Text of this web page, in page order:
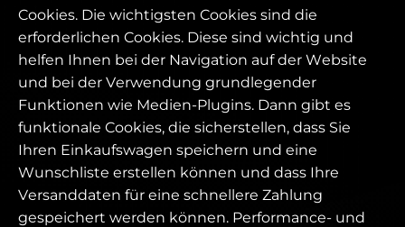
Cookies. Die wichtigsten Cookies sind die
erforderlichen Cookies. Diese sind wichtig und
helfen Ihnen bei der Navigation auf der Website
und bei der Verwendung grundlegender
Funktionen wie Medien-Plugins. Dann gibt es
funktionale Cookies, die sicherstellen, dass Sie
Ihren Einkaufswagen speichern und eine
Wunschliste erstellen können und dass Ihre
Versanddaten für eine schnellere Zahlung
gespeichert werden können. Performance- und